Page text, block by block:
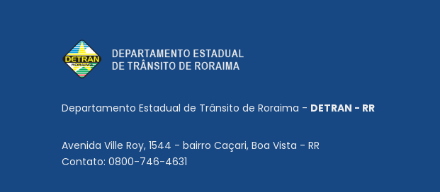
Departamento Estadual de Trânsito de Roraima - DETRAN - RR
Avenida Ville Roy, 1544 - bairro Caçari, Boa Vista - RR
Contato: 0800-746-4631